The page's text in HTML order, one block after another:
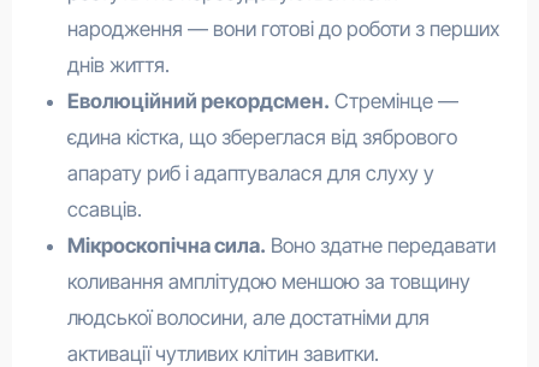
народження — вони готові до роботи з перших
днів життя.
Еволюційний рекордсмен. Стремінце —
єдина кістка, що збереглася від зябрового
апарату риб і адаптувалася для слуху у
ссавців.
Мікроскопічна сила. Воно здатне передавати
коливання амплітудою меншою за товщину
людської волосини, але достатніми для
активації чутливих клітин завитки.